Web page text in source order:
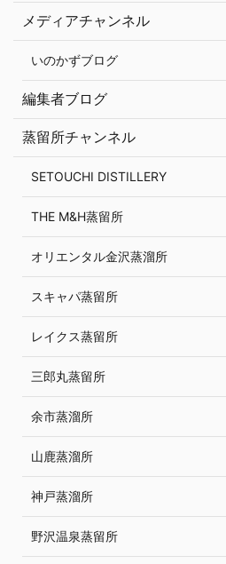
メディアチャンネル
いのかずブログ
編集者ブログ
蒸留所チャンネル
SETOUCHI DISTILLERY
THE M&H蒸留所
オリエンタル金沢蒸溜所
スキャパ蒸留所
レイクス蒸留所
三郎丸蒸留所
余市蒸溜所
山鹿蒸溜所
神戸蒸溜所
野沢温泉蒸留所